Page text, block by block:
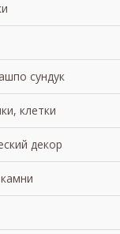
сундук
клетки
декор